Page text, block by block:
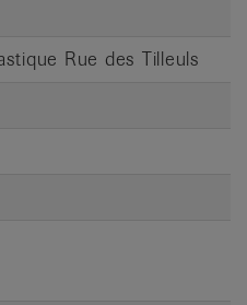
Rue des Tilleuls